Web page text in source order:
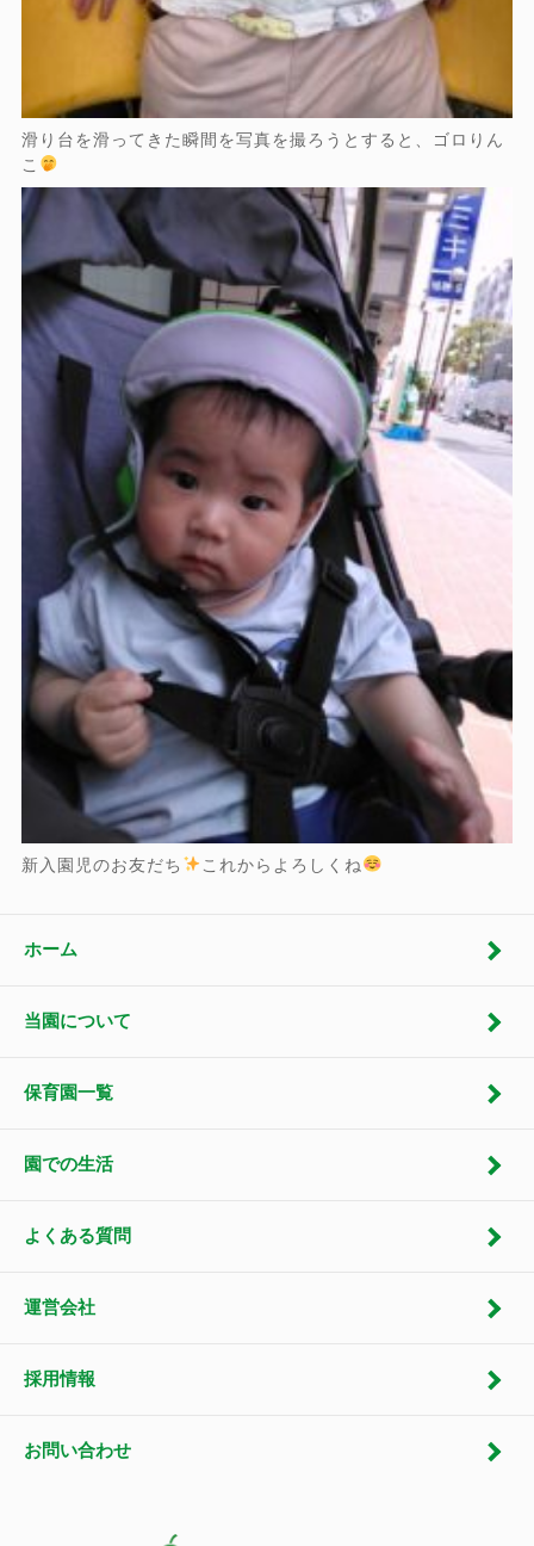
滑り台を滑ってきた瞬間を写真を撮ろうとすると、ゴロりん
こ
新入園児のお友だち これからよろしくね
ホーム
当園について
保育園一覧
園での生活
よくある質問
運営会社
採用情報
お問い合わせ